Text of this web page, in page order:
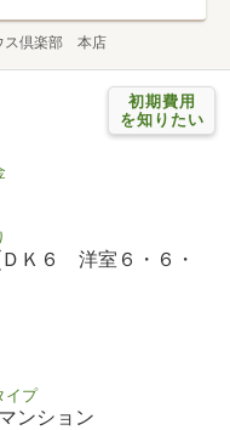
ス倶楽部 本店
初期費用
を知りたい
Ｋ６ 洋室６・６・
イプ
ンション